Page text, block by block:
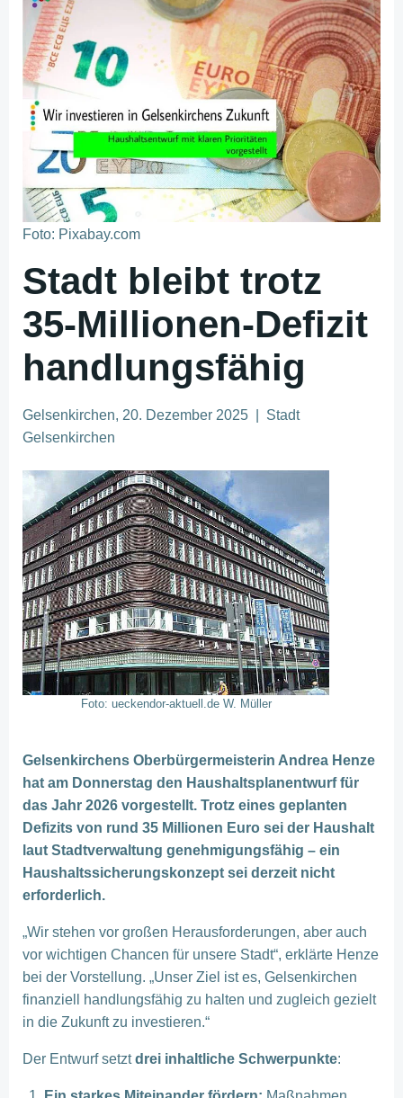
Foto: Pixabay.com
Stadt bleibt trotz
35-Millionen-Defizit
handlungsfähig
Gelsenkirchen, 20. Dezember 2025 | Stadt
Gelsenkirchen
Foto: ueckendor-aktuell.de W. Müller
Gelsenkirchens Oberbürgermeisterin Andrea Henze
hat am Donnerstag den Haushaltsplanentwurf für
das Jahr 2026 vorgestellt. Trotz eines geplanten
Defizits von rund 35 Millionen Euro sei der Haushalt
laut Stadtverwaltung genehmigungsfähig – ein
Haushaltssicherungskonzept sei derzeit nicht
erforderlich.
„Wir stehen vor großen Herausforderungen, aber auch
vor wichtigen Chancen für unsere Stadt“, erklärte Henze
bei der Vorstellung. „Unser Ziel ist es, Gelsenkirchen
finanziell handlungsfähig zu halten und zugleich gezielt
in die Zukunft zu investieren.“
Der Entwurf setztdrei inhaltliche Schwerpunkte: